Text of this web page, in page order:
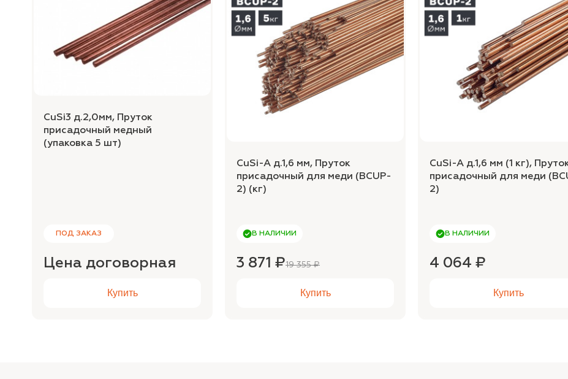
CuSi3 д.2,0мм, Пруток
присадочный медный
(упаковка 5 шт)
ПОД ЗАКАЗ
Цена договорная
Купить
CuSi-A д.1,6 мм, Пруток
присадочный для меди (BCUP-
2) (кг)
В НАЛИЧИИ
3 871 ₽19 355 ₽
Купить
CuSi-A д.1,6 мм (1 кг),
присадочный для меди
2)
В НАЛИЧИИ
4 064 ₽
Купить